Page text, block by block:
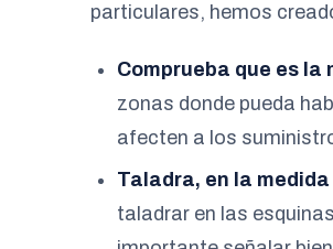
particulares, hemos
Comprueba que es la
zonas donde pueda
afecten a los
Taladra, en la
taladrar en las